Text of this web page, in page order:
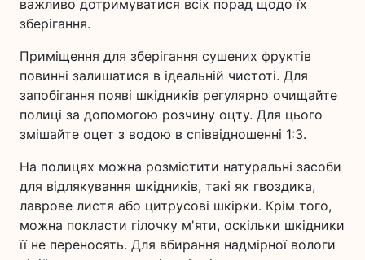
важливо дотримуватися всіх порад щодо їх
зберігання.
Приміщення для зберігання сушених фруктів
повинні залишатися в ідеальній чистоті. Для
запобігання появі шкідників регулярно очищайте
полиці за допомогою розчину оцту. Для цього
змішайте оцет з водою в співвідношенні 1:3.
На полицях можна розмістити натуральні засоби
для відлякування шкідників, такі як гвоздика,
лаврове листя або цитрусові шкірки. Крім того,
можна покласти гілочку м'яти, оскільки шкідники
її не переносять. Для вбирання надмірної вологи